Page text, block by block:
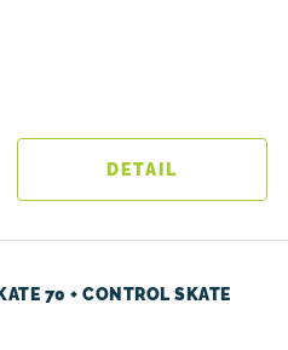
70 + CONTROL SKATE